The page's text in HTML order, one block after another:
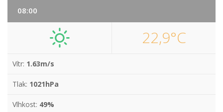
08:00
22,9°C
Vítr: 1.63m/s
Tlak: 1021hPa
Vlhkost: 49%